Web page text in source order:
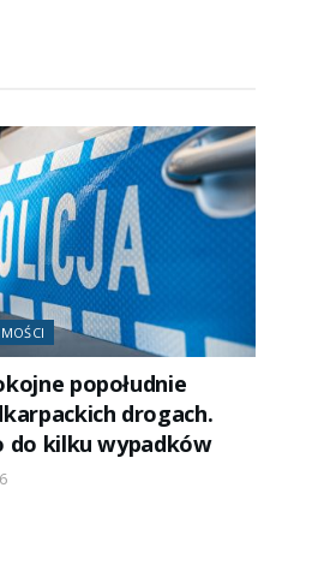
popołudnie
drogach.
do kilku wypadków